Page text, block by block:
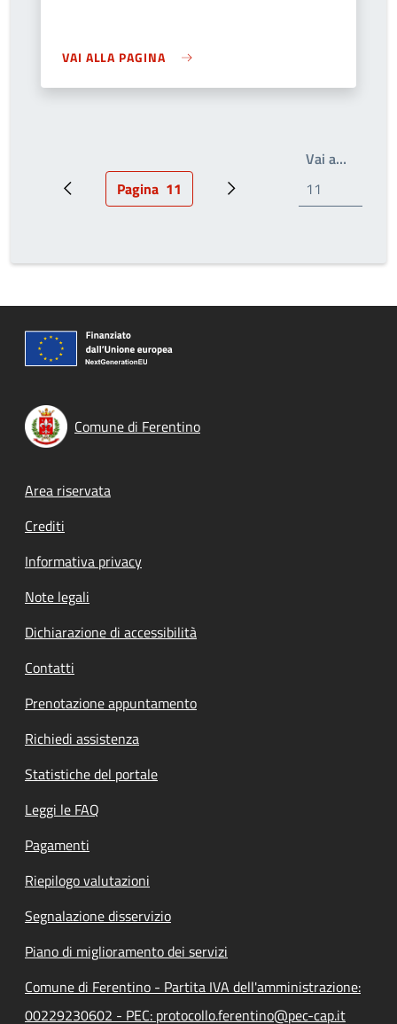
VAI ALLA PAGINA
Pagina precedentePagina attuale
Pagina 11 Prossima pagina
Vai a…Write
Comune di Ferentino
Footer menu
Area riservata
Crediti
Informativa privacy
Note legali
Dichiarazione di accessibilità
Contatti
Prenotazione appuntamento
Richiedi assistenza
Statistiche del portale
Leggi le FAQ
Pagamenti
Riepilogo valutazioni
Segnalazione disservizio
Piano di miglioramento dei servizi
Comune di Ferentino - Partita IVA dell'amministrazione:
00229230602 - PEC: protocollo.ferentino@pec-cap.it